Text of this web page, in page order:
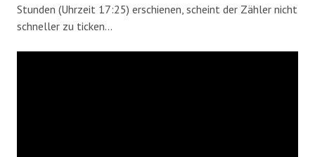
Stunden (Uhrzeit 17:25) erschienen, scheint der Zähler nicht
schneller zu ticken…